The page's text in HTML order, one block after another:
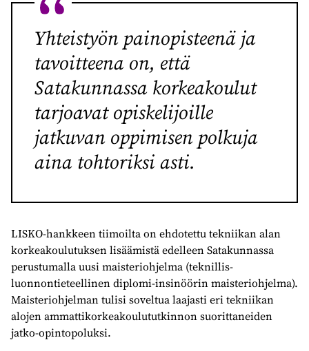
Yhteistyön painopisteenä ja
tavoitteena on, että
Satakunnassa korkeakoulut
tarjoavat opiskelijoille
jatkuvan oppimisen polkuja
aina tohtoriksi asti.
LISKO-hankkeen tiimoilta on ehdotettu tekniikan alan
korkeakoulutuksen lisäämistä edelleen Satakunnassa
perustumalla uusi maisteriohjelma (teknillis-
luonnontieteellinen diplomi-insinöörin maisteriohjelma).
Maisteriohjelman tulisi soveltua laajasti eri tekniikan
alojen ammattikorkeakoulututkinnon suorittaneiden
jatko-opintopoluksi.